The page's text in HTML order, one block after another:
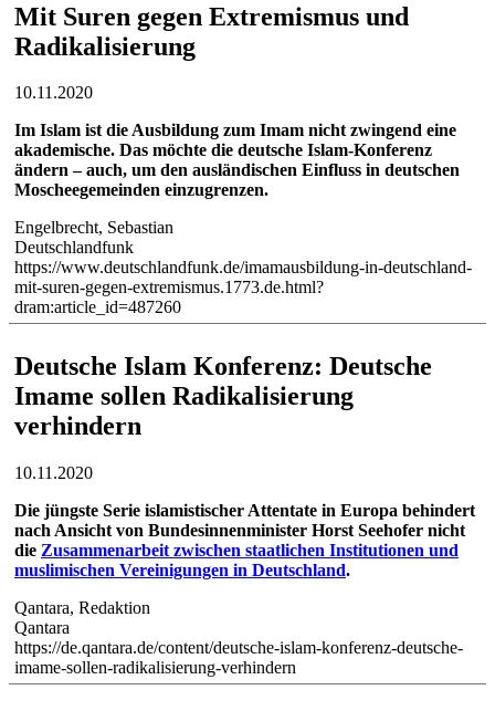
Mit Suren gegen Extremismus und
Radikalisierung
10.11.2020
Im Islam ist die Ausbildung zum Imam nicht zwingend eine
akademische. Das möchte die deutsche Islam-Konferenz
ändern – auch, um den ausländischen Einfluss in deutschen
Moscheegemeinden einzugrenzen.
Engelbrecht, Sebastian
Deutschlandfunk
https://www.deutschlandfunk.de/imamausbildung-in-deutschland-
mit-suren-gegen-extremismus.1773.de.html?
dram:article_id=487260
Deutsche Islam Konferenz: Deutsche
Imame sollen Radikalisierung
verhindern
10.11.2020
Die jüngste Serie islamistischer Attentate in Europa behindert
nach Ansicht von Bundesinnenminister Horst Seehofer nicht
die Zusammenarbeit zwischen staatlichen Institutionen und
muslimischen Vereinigungen in Deutschland.
Qantara, Redaktion
Qantara
https://de.qantara.de/content/deutsche-islam-konferenz-deutsche-
imame-sollen-radikalisierung-verhindern